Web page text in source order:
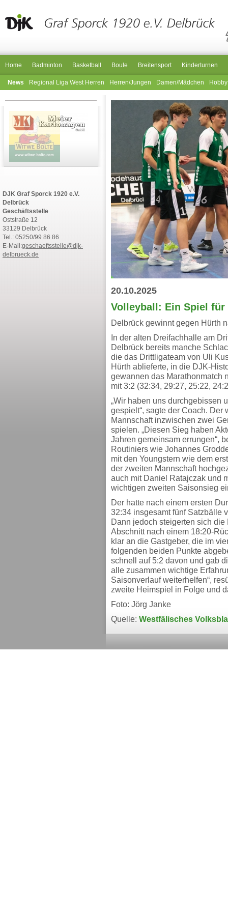
Home Badminton Basketball Boule Breitensport Kinderturnen
News Regional Liga West Herren Herren/Jungen Damen/Mädchen Hobby
DJK Graf Sporck 1920 e.V.
Delbrück
Geschäftsstelle
Oststraße 12
33129 Delbrück
Tel.: 05250/99 86 86
E-Mail:geschaeftsstelle@djk-
delbrueck.de
20.10.2025
Volleyball: Ein Spiel
Delbrück gewinnt gegen Hürth
In der alten Dreifachhalle am
Delbrück bereits manche
die das Drittligateam von Uli
Hürth ablieferte, in die DJK-
gewannen das Marathonmatch
mit 3:2 (32:34, 29:27, 25:22,
„Wir haben uns durchgebissen
gespielt“, sagte der Coach.
Mannschaft inzwischen zwei
spielen. „Diesen Sieg haben
Jahren gemeinsam errungen“,
Routiniers wie Johannes
mit den Youngstern wie dem
der zweiten Mannschaft
auch mit Daniel Ratajczak und
wichtigen zweiten Saisonsieg
Der hatte nach einem ersten
32:34 insgesamt fünf Satzbälle
Dann jedoch steigerten sich
Abschnitt nach einem 18:20-
klar an die Gastgeber, die im
folgenden beiden Punkte
schnell auf 5:2 davon und gab
alle zusammen wichtige
Saisonverlauf weiterhelfen“,
zweite Heimspiel in Folge und
Foto: Jörg Janke
Quelle: Westfälisches